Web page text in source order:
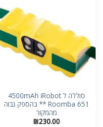
סוללה ל 4500mAh iRobot
Roomba 651 ** בהספק גבוה
מהמקור
₪230.00